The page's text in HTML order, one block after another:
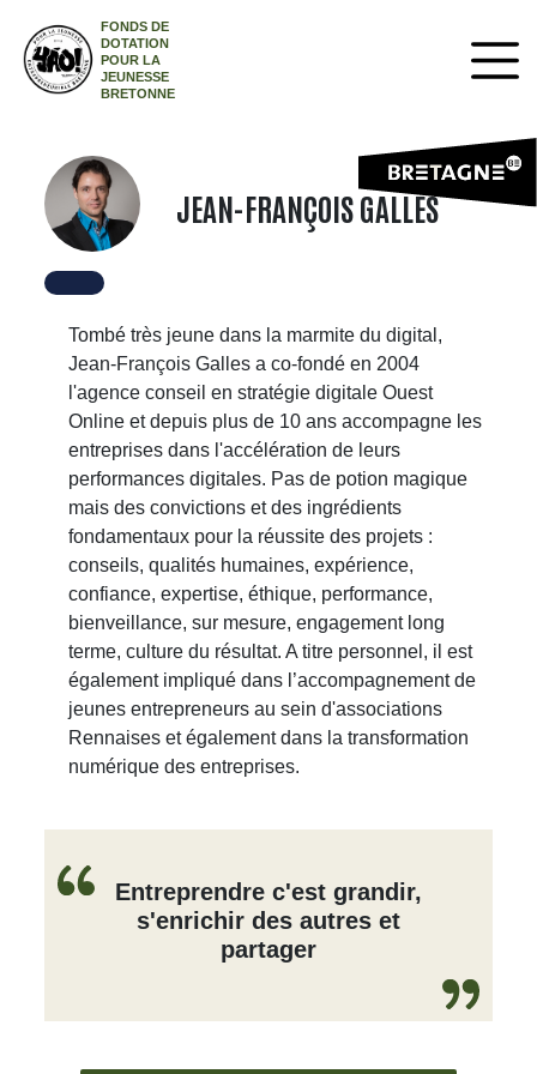
FONDS DE
DOTATION
POUR LA
JEUNESSE
BRETONNE
JEAN-FRANÇOIS GALLES
Tombé très jeune dans la marmite du digital,
Jean-François Galles a co-fondé en 2004
l'agence conseil en stratégie digitale Ouest
Online et depuis plus de 10 ans accompagne les
entreprises dans l'accélération de leurs
performances digitales. Pas de potion magique
mais des convictions et des ingrédients
fondamentaux pour la réussite des projets :
conseils, qualités humaines, expérience,
confiance, expertise, éthique, performance,
bienveillance, sur mesure, engagement long
terme, culture du résultat. A titre personnel, il est
également impliqué dans l’accompagnement de
jeunes entrepreneurs au sein d'associations
Rennaises et également dans la transformation
numérique des entreprises.
Entreprendre c'est grandir,
s'enrichir des autres et
partager